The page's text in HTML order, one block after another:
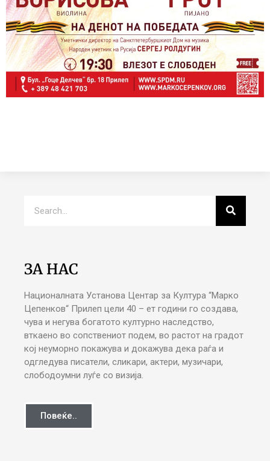
ЗА НАС
Националната Установа Центар за Култура “Марко
Цепенков“ Прилеп цели 40 – ет години го создава,
чува и негува богатото културно наследство,
вткаено во сопствениот подем, во растот на градот
кој неуморно покажува и докажува дека раѓа и
одгледува писатели, сликари, актери, музичари,
слободоумни луѓе со визија.
Повеќе..